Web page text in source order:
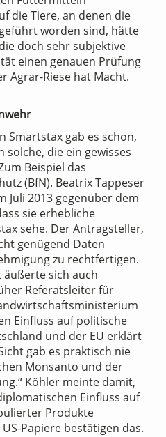
die Tiere, an denen die
worden sind, hätte
doch sehr subjektive
einen genauen Prüfung
Agrar-Riese hat Macht.
Smartstax gab es schon,
solche, die ein gewisses
Beispiel das
(BfN). Beatrix Tappeser
Juli 2013 gegenüber dem
sie erhebliche
sehe. Der Antragsteller,
genügend Daten
zu rechtfertigen.
äußerte sich auch
Referatsleiter für
Einfluss auf politische
und der EU erklärt
gab es praktisch nie
Monsanto und der
Köhler meinte damit,
Einfluss auf
Produkte
Papiere bestätigen das.